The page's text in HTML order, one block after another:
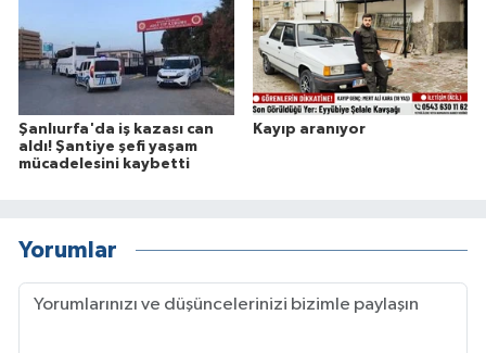
Şanlıurfa'da iş kazası can
aldı! Şantiye şefi yaşam
mücadelesini kaybetti
Kayıp aranıyor
Yorumlar